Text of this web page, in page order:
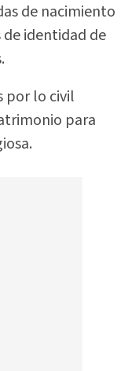
de nacimiento
identidad de
por lo civil
para